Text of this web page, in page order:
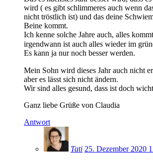
wird ( es gibt schlimmeres auch wenn
nicht tröstlich ist) und das deine
Beine kommt.
Ich kenne solche Jahre auch, alles
irgendwann ist auch alles wieder im
Es kann ja nur noch besser werden.
Mein Sohn wird dieses Jahr auch nicht
aber es lässt sich nicht ändern.
Wir sind alles gesund, dass ist doch
Ganz liebe Grüße von Claudia
Antwort
Tati 25. Dezember 2020